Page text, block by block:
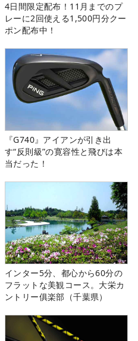
4日間限定配布！11月までのプ
レーに2回使える1,500円分クー
ポン配布中！
『G740』アイアンが引き出
す“反則級”の寛容性と飛びは本
当だった！
インター5分、都心から60分の
フラットな美観コース。大栄カ
ントリー俱楽部（千葉県）